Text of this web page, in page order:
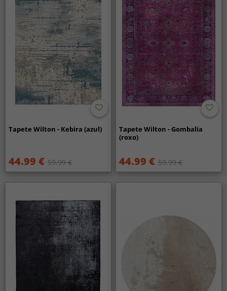
Tapete Wilton - Kebira (azul)
44.99 € 59.99 €
Tapete Wilton - Gombalia
(roxo)
44.99 € 59.99 €